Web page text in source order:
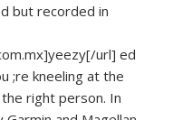
but recorded in
url] ed
;re kneeling at the
right person. In